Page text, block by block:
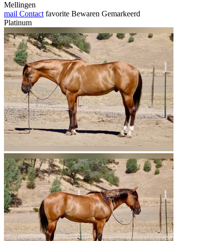
Mellingen
mail Contact favorite Bewaren Gemarkeerd
Platinum